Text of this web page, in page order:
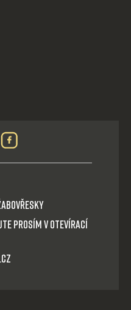
prosím v otevírací